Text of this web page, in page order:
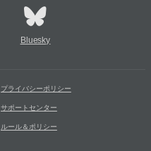
Bluesky
プライバシーポリシー
サポートセンター
ルール＆ポリシー